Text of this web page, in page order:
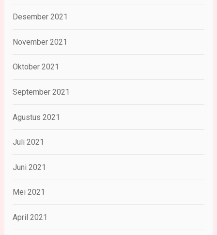
Desember 2021
November 2021
Oktober 2021
September 2021
Agustus 2021
Juli 2021
Juni 2021
Mei 2021
April 2021